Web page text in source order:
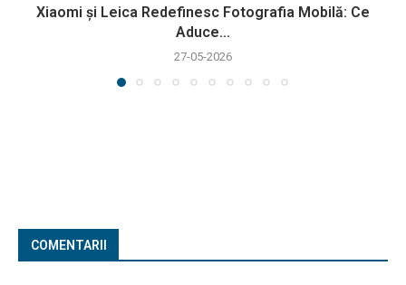
Xiaomi și Leica Redefinesc Fotografia Mobilă: Ce
Aduce...
27-05-2026
COMENTARII